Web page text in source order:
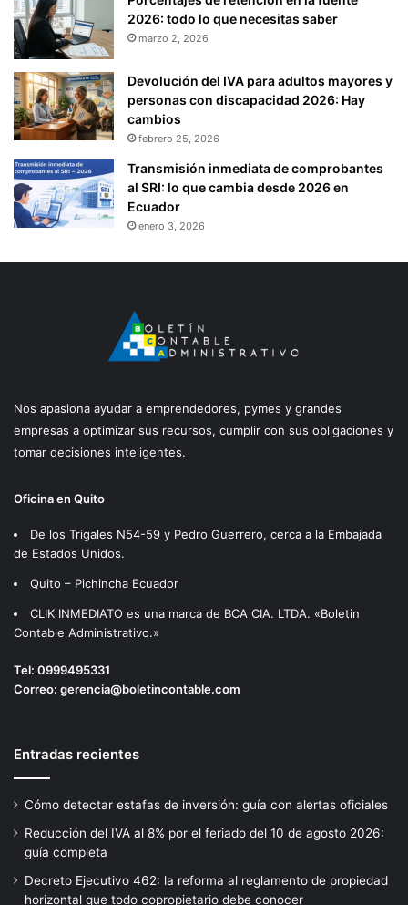
2026: todo lo que necesitas saber
marzo 2, 2026
Devolución del IVA para adultos mayores y
personas con discapacidad 2026: Hay
cambios
febrero 25, 2026
Transmisión inmediata de comprobantes
al SRI: lo que cambia desde 2026 en
Ecuador
enero 3, 2026
Nos apasiona ayudar a emprendedores, pymes y grandes
empresas a optimizar sus recursos, cumplir con sus obligaciones y
tomar decisiones inteligentes.
Oficina en Quito
De los Trigales N54-59 y Pedro Guerrero, cerca a la Embajada
de Estados Unidos.
Quito – Pichincha Ecuador
CLIK INMEDIATO es una marca de BCA CIA. LTDA. «Boletin
Contable Administrativo.»
Tel: 0999495331
Correo: gerencia@boletincontable.com
Entradas recientes
Cómo detectar estafas de inversión: guía con alertas oficiales
Reducción del IVA al 8% por el feriado del 10 de agosto 2026:
guía completa
Decreto Ejecutivo 462: la reforma al reglamento de propiedad
horizontal que todo copropietario debe conocer